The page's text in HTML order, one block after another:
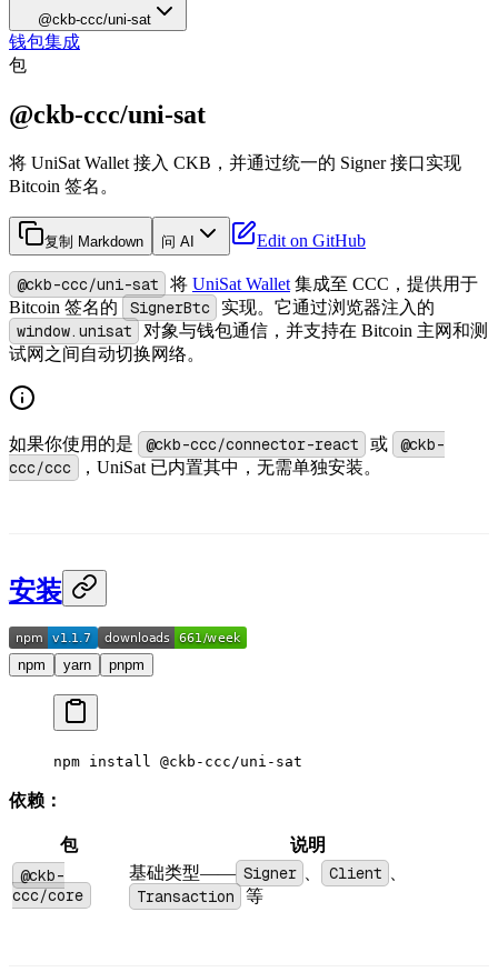
@ckb-ccc/uni-sat
钱包集成
包
@ckb-ccc/uni-sat
将 UniSat Wallet 接入 CKB，并通过统一的 Signer 接口实现
Bitcoin 签名。
复制 Markdown 问 AI Edit on GitHub
@ckb-ccc/uni-sat 将 UniSat Wallet 集成至 CCC，提供用于
Bitcoin 签名的
SignerBtc 实现。它通过浏览器注入的
window.unisat
对象与钱包通信，并支持在 Bitcoin 主网和测
试网之间自动切换网络。
如果你使用的是 @ckb-ccc/connector-react 或
@ckb-
ccc/ccc
，UniSat 已内置其中，无需单独安装。
安装
npm yarn pnpm
npm install @ckb-ccc/uni-sat
依赖：
包 说明
@ckb-
ccc/core
基础类型—— Signer Client
Transaction 等